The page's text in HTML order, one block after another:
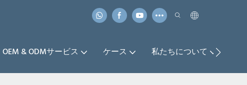
OEM & ODMサービス ケース 私たちについて